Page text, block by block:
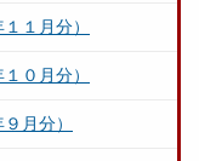
１月分）
０月分）
月分）